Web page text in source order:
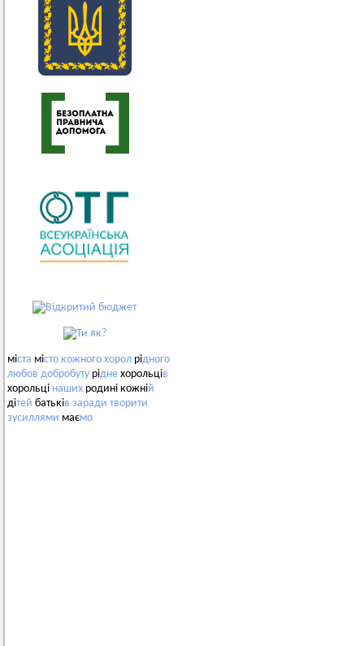
міста місто кожного хорол рідного
любов добробуту рідне хорольців
хорольці наших родині кожній
дітей батьків заради творити
зусиллями маємо